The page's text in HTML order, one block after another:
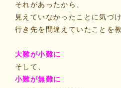
それがあったから、
見えていなかったことに気づけ
行き先を間違えていたことを
大難が小難に
そして、
小難が無難に